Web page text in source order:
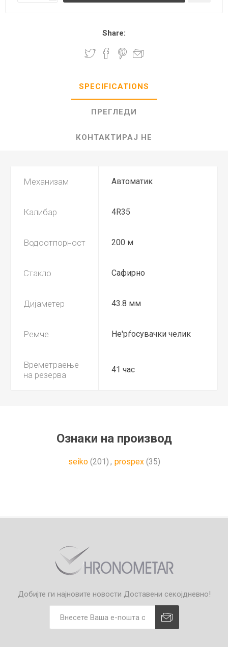
Share:
SPECIFICATIONS
ПРЕГЛЕДИ
КОНТАКТИРАЈ НЕ
Механизам Автоматик
Калибар 4R35
Водоотпорност 200 м
Стакло Сафирно
Дијаметер 43.8 мм
Ремче Не'рѓосувачки челик
Времетраење
на резерва
41 час
Ознаки на производ
seiko (201) , prospex (35)
Добијте ги најновите новости Доставени секојдневно!